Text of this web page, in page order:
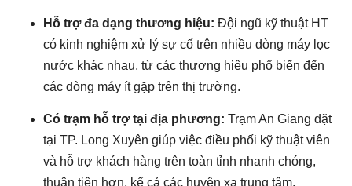
Hỗ trợ đa dạng thương hiệu: Đội ngũ kỹ thuật HT
có kinh nghiệm xử lý sự cố trên nhiều dòng máy lọc
nước khác nhau, từ các thương hiệu phổ biến đến
các dòng máy ít gặp trên thị trường.
Có trạm hỗ trợ tại địa phương: Trạm An Giang đặt
tại TP. Long Xuyên giúp việc điều phối kỹ thuật viên
và hỗ trợ khách hàng trên toàn tỉnh nhanh chóng,
thuận tiện hơn, kể cả các huyện xa trung tâm.